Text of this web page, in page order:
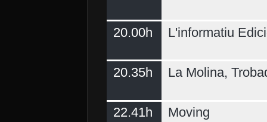
20.00h L'informatiu
20.35h La Molina,
22.41h Moving